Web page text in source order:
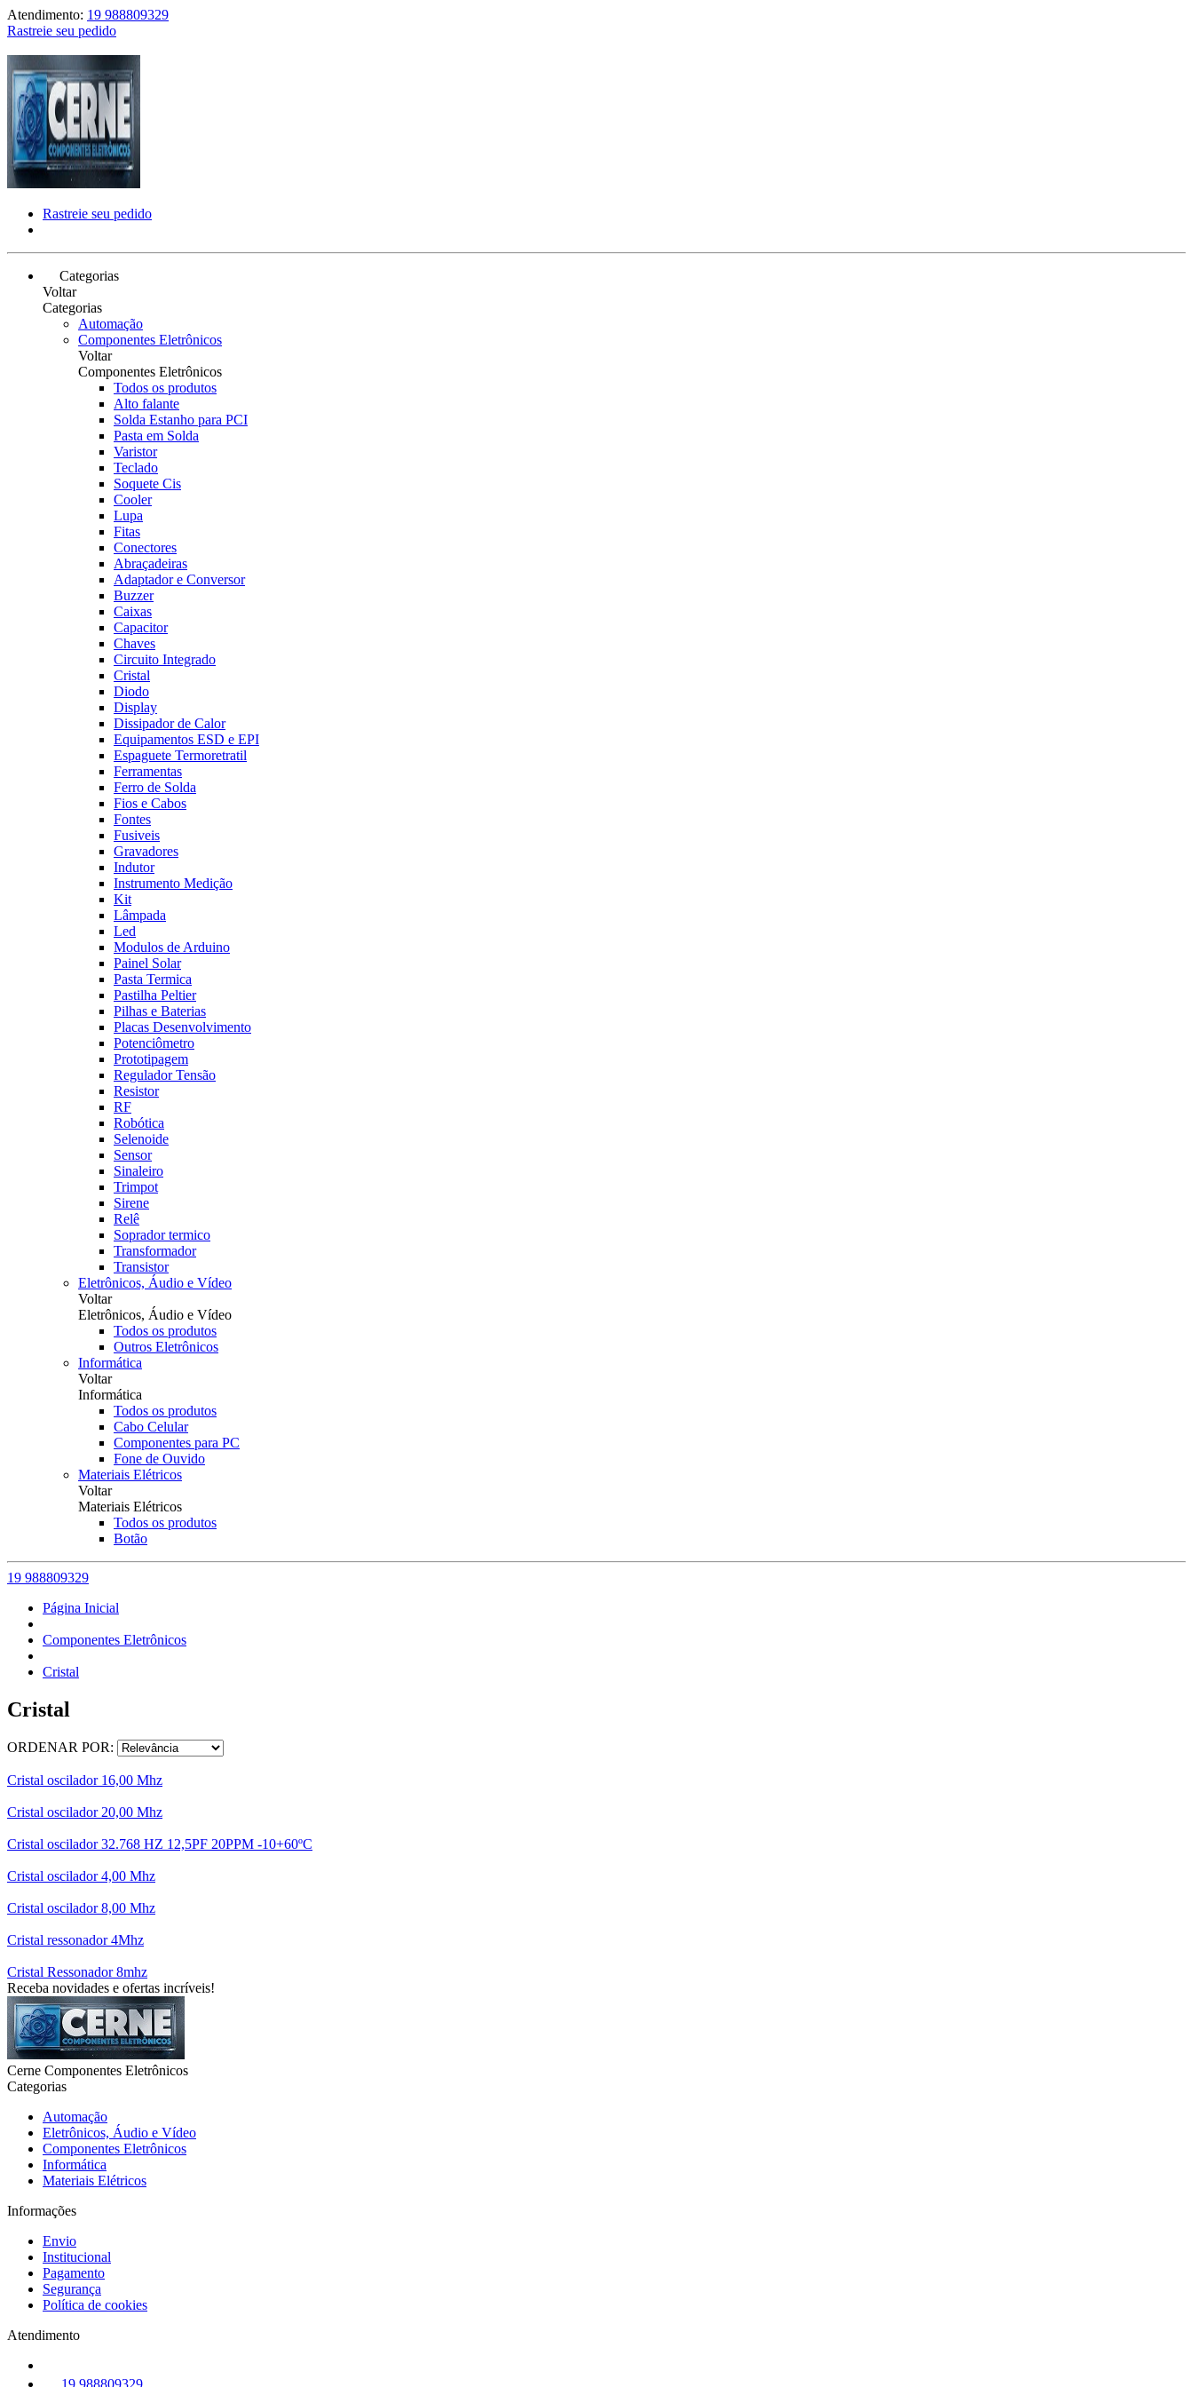
Atendimento: 19 988809329
Rastreie seu pedido
Rastreie seu pedido
Categorias
Voltar
Categorias
Automação
Componentes Eletrônicos
Voltar
Componentes Eletrônicos
Todos os produtos
Alto falante
Solda Estanho para PCI
Pasta em Solda
Varistor
Teclado
Soquete Cis
Cooler
Lupa
Fitas
Conectores
Abraçadeiras
Adaptador e Conversor
Buzzer
Caixas
Capacitor
Chaves
Circuito Integrado
Cristal
Diodo
Display
Dissipador de Calor
Equipamentos ESD e EPI
Espaguete Termoretratil
Ferramentas
Ferro de Solda
Fios e Cabos
Fontes
Fusiveis
Gravadores
Indutor
Instrumento Medição
Kit
Lâmpada
Led
Modulos de Arduino
Painel Solar
Pasta Termica
Pastilha Peltier
Pilhas e Baterias
Placas Desenvolvimento
Potenciômetro
Prototipagem
Regulador Tensão
Resistor
RF
Robótica
Selenoide
Sensor
Sinaleiro
Trimpot
Sirene
Relê
Soprador termico
Transformador
Transistor
Eletrônicos, Áudio e Vídeo
Voltar
Eletrônicos, Áudio e Vídeo
Todos os produtos
Outros Eletrônicos
Informática
Voltar
Informática
Todos os produtos
Cabo Celular
Componentes para PC
Fone de Ouvido
Materiais Elétricos
Voltar
Materiais Elétricos
Todos os produtos
Botão
19 988809329
Página Inicial
Componentes Eletrônicos
Cristal
Cristal
ORDENAR POR:
Cristal oscilador 16,00 Mhz
Cristal oscilador 20,00 Mhz
Cristal oscilador 32.768 HZ 12,5PF 20PPM -10+60ºC
Cristal oscilador 4,00 Mhz
Cristal oscilador 8,00 Mhz
Cristal ressonador 4Mhz
Cristal Ressonador 8mhz
Receba novidades e ofertas incríveis!
Cerne Componentes Eletrônicos
Categorias
Automação
Eletrônicos, Áudio e Vídeo
Componentes Eletrônicos
Informática
Materiais Elétricos
Informações
Envio
Institucional
Pagamento
Segurança
Política de cookies
Atendimento
19 988809329